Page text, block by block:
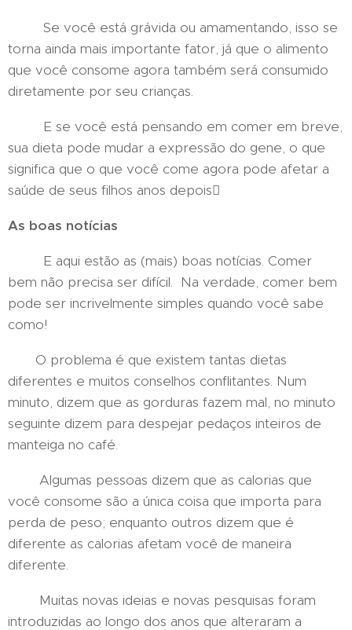
Se você está grávida ou amamentando, isso se
torna ainda mais importante fator, já que o alimento
que você consome agora também será consumido
diretamente por seu crianças.
E se você está pensando em comer em breve,
sua dieta pode mudar a expressão do gene, o que
significa que o que você come agora pode afetar a
saúde de seus filhos anos depois
As boas notícias
E aqui estão as (mais) boas notícias. Comer
bem não precisa ser difícil. Na verdade, comer bem
pode ser incrivelmente simples quando você sabe
como!
O problema é que existem tantas dietas
diferentes e muitos conselhos conflitantes. Num
minuto, dizem que as gorduras fazem mal, no minuto
seguinte dizem para despejar pedaços inteiros de
manteiga no café.
Algumas pessoas dizem que as calorias que
você consome são a única coisa que importa para
perda de peso; enquanto outros dizem que é
diferente as calorias afetam você de maneira
diferente.
Muitas novas ideias e novas pesquisas foram
introduzidas ao longo dos anos que alteraram a